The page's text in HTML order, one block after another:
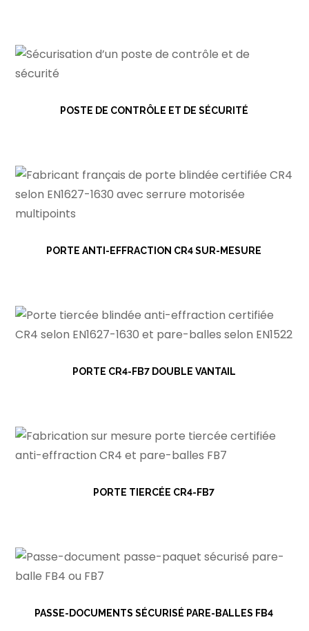
POSTE DE CONTRÔLE ET DE SÉCURITÉ
PORTE ANTI-EFFRACTION CR4 SUR-MESURE
PORTE CR4-FB7 DOUBLE VANTAIL
PORTE TIERCÉE CR4-FB7
PASSE-DOCUMENTS SÉCURISÉ PARE-BALLES FB4